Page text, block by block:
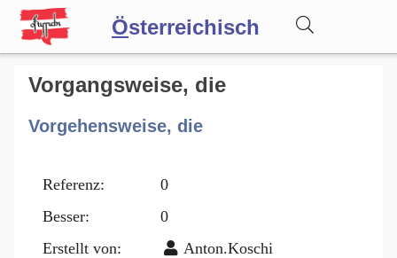
Österreichisch
Wörterbuch
Forum
Blog
Vor­gangs­wei­se, die
Vorgehensweise, die
Referenz:
0
Besser:
0
Erstellt von:
Anton.Koschi